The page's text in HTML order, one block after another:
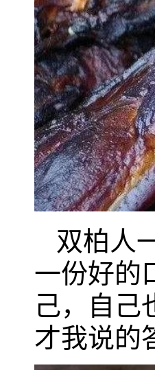
双柏人
一份好的
己，自己
才我说的